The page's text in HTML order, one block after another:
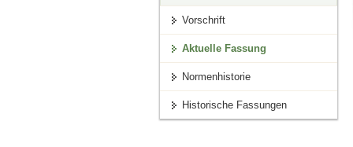
Vorschrift
Aktuelle Fassung
Normenhistorie
Historische Fassungen